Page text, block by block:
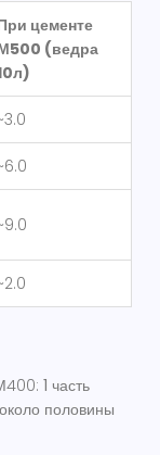
цементе
(ведра
1 часть
половины